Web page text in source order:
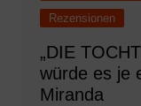
Rezensionen
„DIE
würde es je
Miranda